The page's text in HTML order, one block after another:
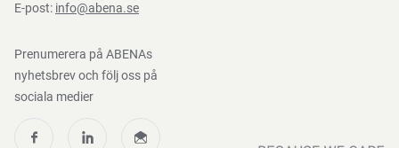
E-post: info@abena.se
Prenumerera på ABENAs
nyhetsbrev och följ oss på
sociala medier